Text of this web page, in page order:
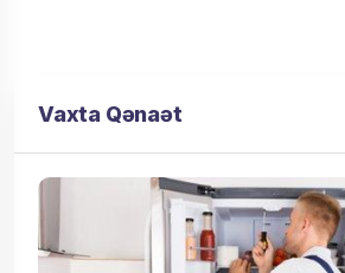
Vaxta Qənaət